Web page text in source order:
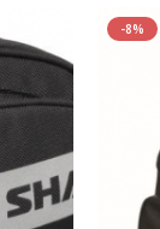
-8%